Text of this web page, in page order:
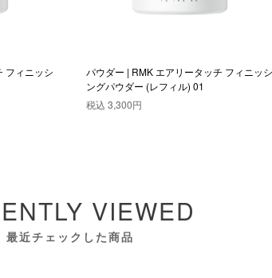
フィニッシ
パウダー | RMK エアリータッチ フィニッシ
ングパウダー (レフィル) 01
税込 3,300円
VIEWED
最近チェックした商品